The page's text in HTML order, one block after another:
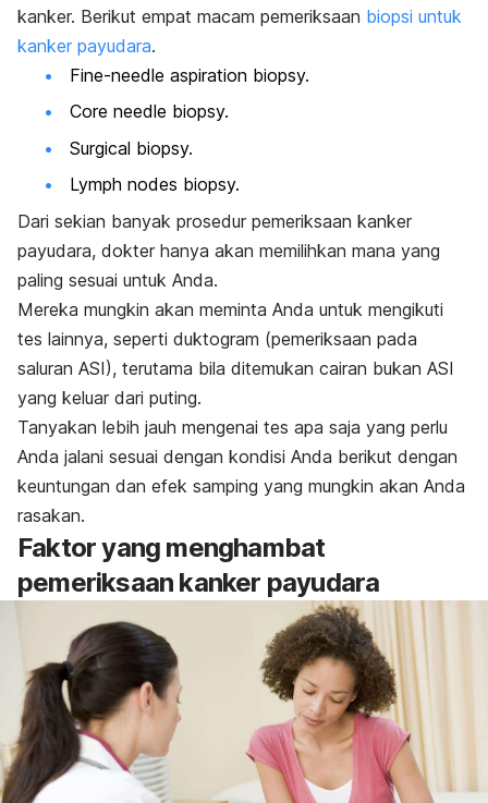
kanker. Berikut empat macam pemeriksaan biopsi untuk
kanker payudara.
Fine-needle aspiration biopsy.
Core needle biopsy.
Surgical biopsy.
Lymph nodes biopsy.
Dari sekian banyak prosedur pemeriksaan kanker
payudara, dokter hanya akan memilihkan mana yang
paling sesuai untuk Anda.
Mereka mungkin akan meminta Anda untuk mengikuti
tes lainnya, seperti duktogram (pemeriksaan pada
saluran ASI), terutama bila ditemukan cairan bukan ASI
yang keluar dari puting.
Tanyakan lebih jauh mengenai tes apa saja yang perlu
Anda jalani sesuai dengan kondisi Anda berikut dengan
keuntungan dan efek samping yang mungkin akan Anda
rasakan.
Faktor yang menghambat
pemeriksaan kanker payudara